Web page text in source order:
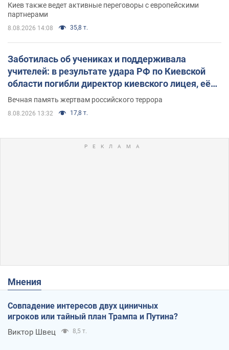
Киев также ведет активные переговоры с европейскими
партнерами
8.08.2026 14:08 35,8 т.
Заботилась об учениках и поддерживала
учителей: в результате удара РФ по Киевской
области погибли директор киевского лицея, её
муж и внук
Вечная память жертвам российского террора
8.08.2026 13:32 17,8 т.
Мнения
Совпадение интересов двух циничных
игроков или тайный план Трампа и Путина?
Виктор Швец 8,5 т.